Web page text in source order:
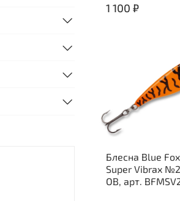
1 100 ₽
Блесна Blue
Super Vibrax
OB, арт.